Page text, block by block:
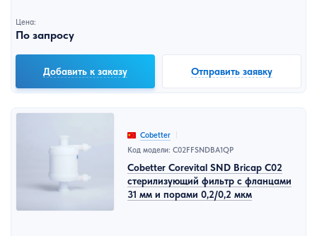
Цена:
По запросу
Добавить к заказу Отправить заявку
Cobetter
Код модели: C02FFSNDBA1QP
Cobetter Corevital SND Bricap C02
стерилизующий фильтр с фланцами
31 мм и порами 0,2/0,2 мкм